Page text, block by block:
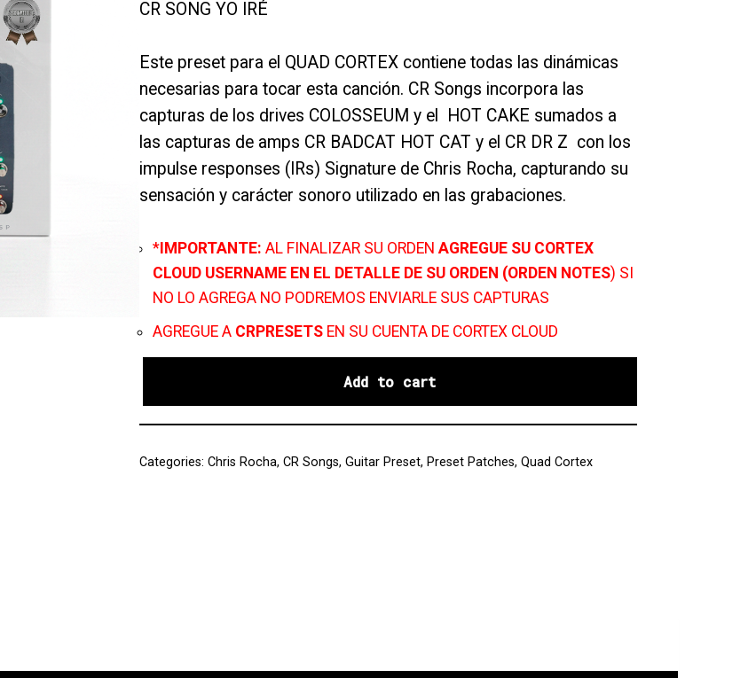
CR SONG YO IRÉ
Este preset para el QUAD CORTEX contiene todas las dinámicas
necesarias para tocar esta canción. CR Songs incorpora las
capturas de los drives COLOSSEUM y el HOT CAKE sumados a
las capturas de amps CR BADCAT HOT CAT y el CR DR Z con los
impulse responses (IRs) Signature de Chris Rocha, capturando su
sensación y carácter sonoro utilizado en las grabaciones.
*IMPORTANTE: AL FINALIZAR SU ORDEN AGREGUE SU CORTEX
CLOUD USERNAME EN EL DETALLE DE SU ORDEN (ORDEN NOTES) SI
NO LO AGREGA NO PODREMOS ENVIARLE SUS CAPTURAS
AGREGUE A CRPRESETSEN SU CUENTA DE CORTEX CLOUD
Add to cart
Categories: Chris Rocha, CR Songs, Guitar Preset, Preset Patches, Quad Cortex